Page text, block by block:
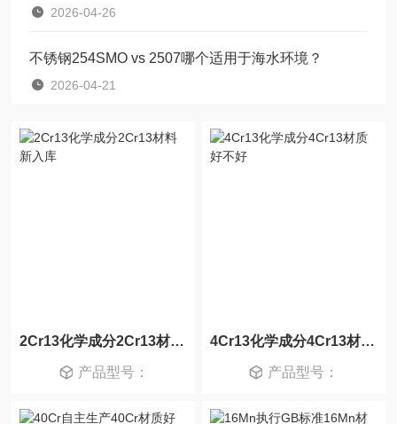
2026-04-26
不锈钢254SMO vs 2507哪个适用于海水环境？
2026-04-21
2Cr13化学成分2Cr13材料新入库
产品型号：
4Cr13化学成分4Cr13材质好不好
产品型号：